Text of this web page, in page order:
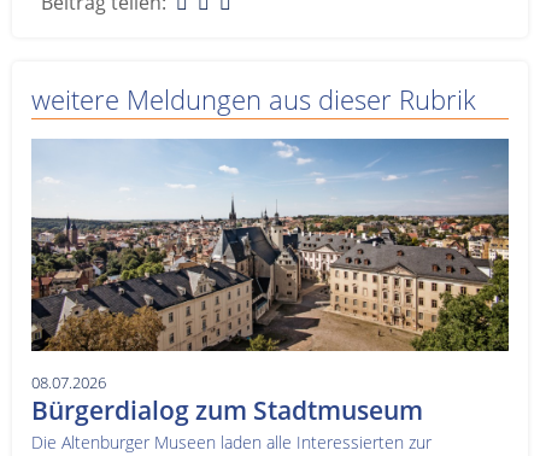
weitere Meldungen aus dieser Rubrik
08.07.2026
Bürgerdialog zum Stadtmuseum
Die Altenburger Museen laden alle Interessierten zur